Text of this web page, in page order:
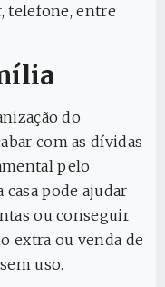
telefone, entre
do
com as dívidas
pelo
casa pode ajudar
ou conseguir
extra ou venda de
uso.